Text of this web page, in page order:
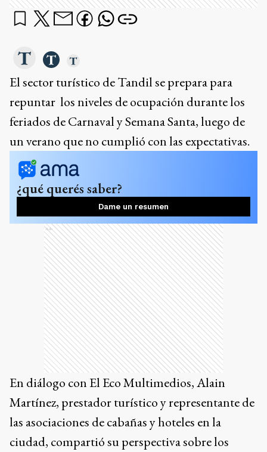
El sector turístico de Tandil se prepara para
repuntar los niveles de ocupación durante los
feriados de Carnaval y Semana Santa, luego de
un verano que no cumplió con las expectativas.
¿qué querés saber?
Dame un resumen
Ads
En diálogo con El Eco Multimedios, Alain
Martínez, prestador turístico y representante de
las asociaciones de cabañas y hoteles en la
ciudad, compartió su perspectiva sobre los